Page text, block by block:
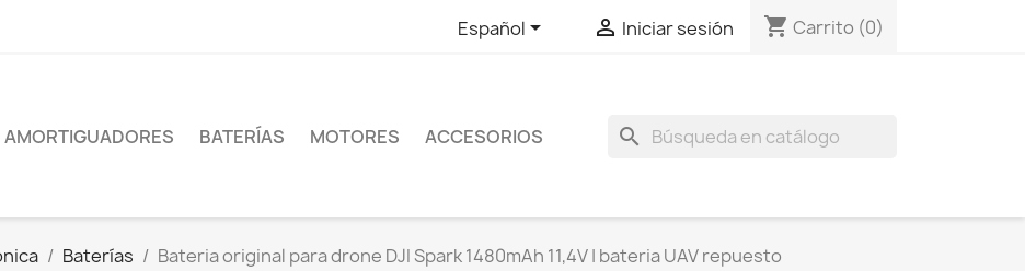
Español  Iniciar sesión shopping_cart Carrito (0)
AMORTIGUADORES BATERÍAS MOTORES ACCESORIOS search
Baterías Bateria original para drone DJI Spark 1480mAh 11,4V | bateria UAV repuesto